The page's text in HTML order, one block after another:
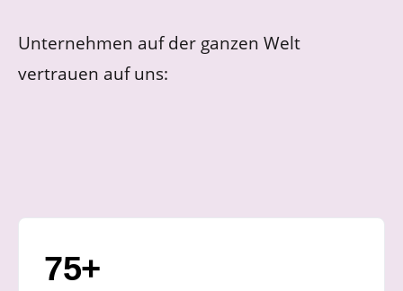
Unternehmen auf der ganzen Welt
vertrauen auf uns:
75+